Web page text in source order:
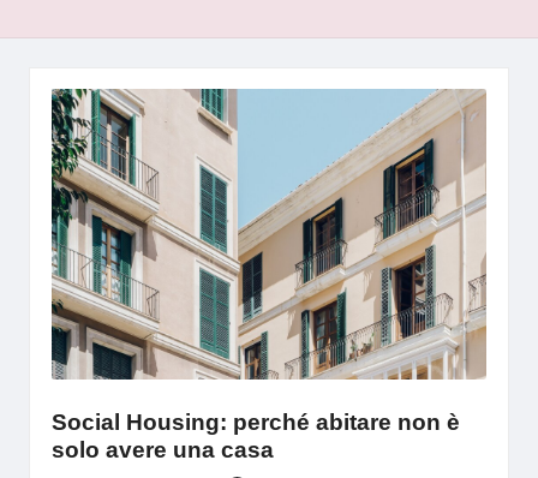
Social Housing: perché abitare non è
solo avere una casa